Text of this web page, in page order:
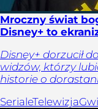
Mroczny świat
Disney+ to
Disney+ dorzucił
widzów, którzy
historie o
SerialeTelewizja